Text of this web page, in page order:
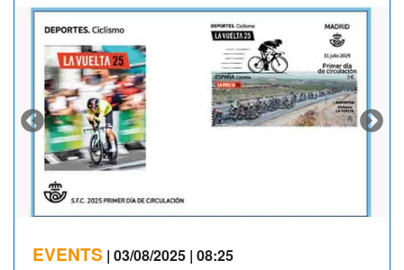
ALBI D'ORO
NEWSLETTER
EVENTS | 03/08/2025 | 08:25